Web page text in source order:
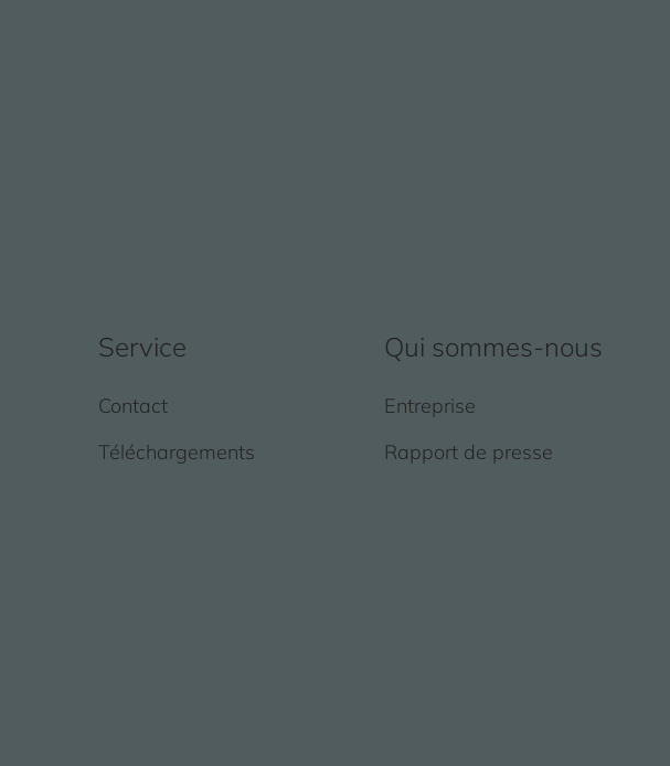
Service
Contact
Téléchargements
Qui sommes-nous
Entreprise
Rapport de presse